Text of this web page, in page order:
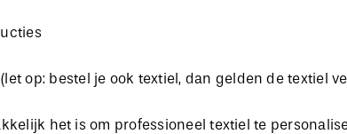
op: bestel je ook textiel, dan gelden de textiel
het is om professioneel textiel te